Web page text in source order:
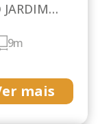
9m
mais